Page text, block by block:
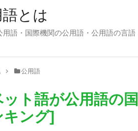
とは
用語・国際機関の公用語・公用語の言語
公用語
ト語が公用語の
キング]